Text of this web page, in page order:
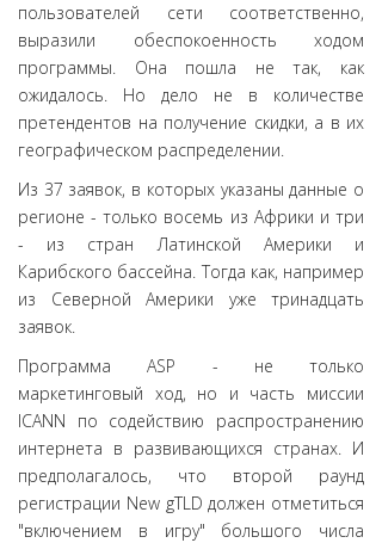
пользователей сети соответственно,
выразили обеспокоенность ходом
программы. Она пошла не так, как
ожидалось. Но дело не в количестве
претендентов на получение скидки, а в их
географическом распределении.
Из 37 заявок, в которых указаны данные о
регионе - только восемь из Африки и три
- из стран Латинской Америки и
Карибского бассейна. Тогда как, например
из Северной Америки уже тринадцать
заявок.
Программа ASP - не только
маркетинговый ход, но и часть миссии
ICANN по содействию распространению
интернета в развивающихся странах. И
предполагалось, что второй раунд
регистрации New gTLD должен отметиться
"включением в игру" большого числа